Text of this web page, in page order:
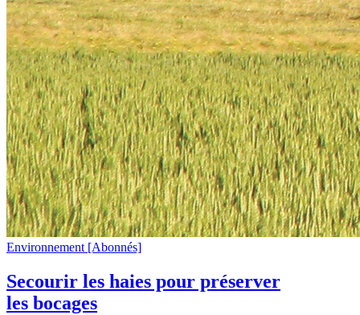
Environnement [Abonnés]
Secourir les haies pour préserver
les bocages